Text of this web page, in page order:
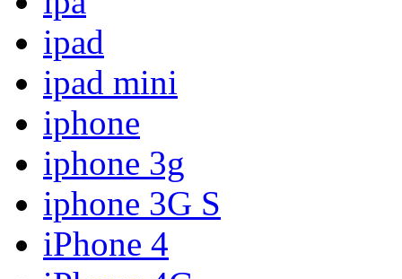
ipad
ipad mini
iphone
iphone 3g
iphone 3G S
iPhone 4